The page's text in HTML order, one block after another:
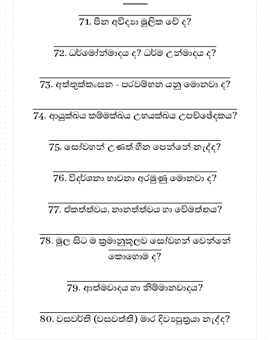
71. පින අවිද්‍යා මූලික වේ ද?
72. ධර්මෝන්මාදය ද? ධර්ම උන්මාදය ද?
73. අත්තුක්කංසන - පරවම්භන යනු මොනවා ද?
74. ආයුක්ඛය කම්මක්ඛය උභයක්ඛය උපච්ඡේදකය?
75. සෝවහන් උණත් හීන පෙන්නේ නැද්ද?
76. විදර්ශනා භාවනා අරමුණු මොනවා ද?
77. ඒකත්ත්වය, නානත්ත්වය හා වේමත්තය?
78. මුල සිට ම ක්‍රමානුකූලව සෝවහන් වෙන්නේ
කොහොම ද?
79. ආත්මවාදය හා නිම්මානවාදය?
80. වසවර්ති (වසවත්ති) මාර දිව්‍යපුත්‍රයා නැද්ද?